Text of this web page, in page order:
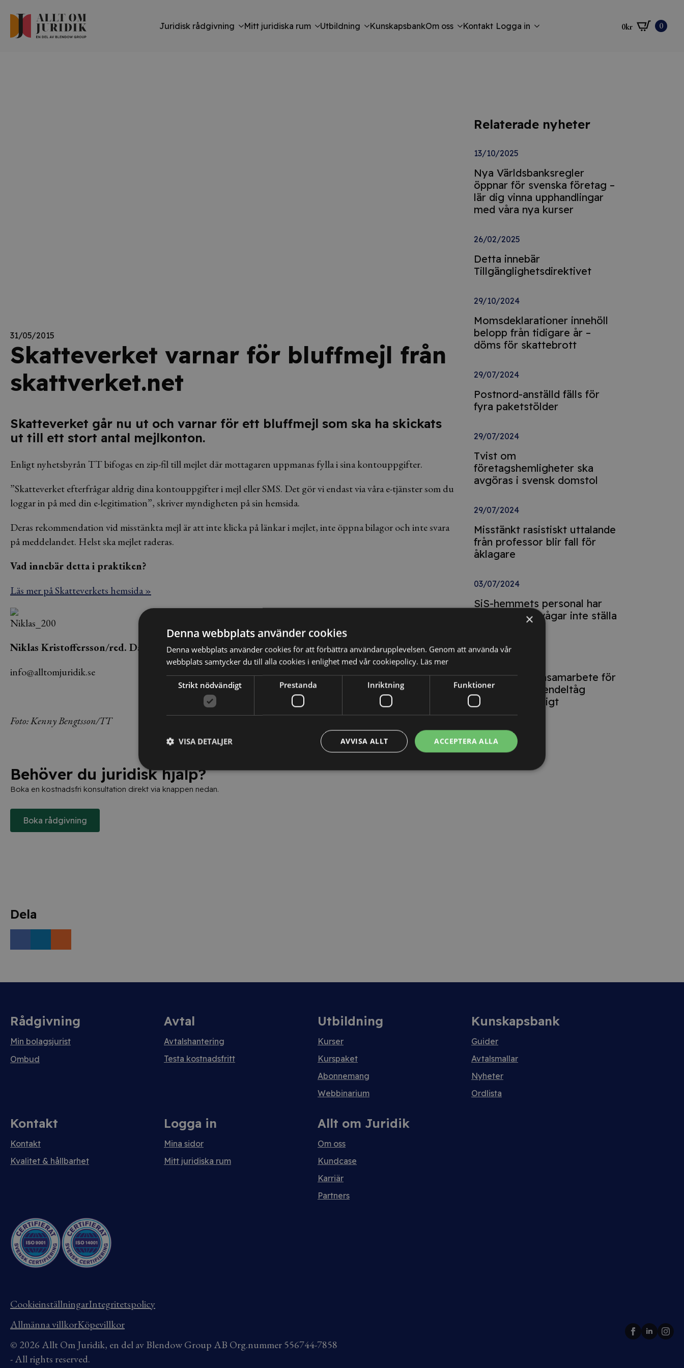
Juridisk rådgivning Mitt juridiska rum Utbildning KunskapsbankOm oss Kontakt Logga in 0kr 0
31/05/2015
Skatteverket varnar för bluffmejl från
skattverket.net
Skatteverket går nu ut och varnar för ett bluffmejl som ska ha skickats
ut till ett stort antal mejlkonton.
Enligt nyhetsbyrån TT bifogas en zip-fil till mejlet där mottagaren uppmanas fylla i sina kontouppgifter.
”Skatteverket efterfrågar aldrig dina kontouppgifter i mejl eller SMS. Det gör vi endast via våra e-tjänster som du
loggar in på med din e-legitimation”, skriver myndigheten på sin hemsida.
Deras rekommendation vid misstänkta mejl är att inte klicka på länkar i mejlet, inte öppna bilagor och inte svara
på meddelandet. Helst ska mejlet raderas.
Vad innebär detta i praktiken?
Läs mer på Skatteverkets hemsida »
Niklas Kristoffersson/red. Dagens Juridik
info@alltomjuridik.se
Foto: Kenny Bengtsson/TT
Behöver du juridisk hjälp?
Boka en kostnadsfri konsultation direkt via knappen nedan.
Boka rådgivning
Dela
Relaterade nyheter
13/10/2025
Nya Världsbanksregler
öppnar för svenska företag –
lär dig vinna upphandlingar
med våra nya kurser
26/02/2025
Detta innebär
Tillgänglighetsdirektivet
29/10/2024
Momsdeklarationer innehöll
belopp från tidigare år –
döms för skattebrott
29/07/2024
Postnord-anställd fälls för
fyra paketstölder
29/07/2024
Tvist om
företagshemligheter ska
avgöras i svensk domstol
29/07/2024
Misstänkt rasistiskt uttalande
från professor blir fall för
åklagare
03/07/2024
SiS-hemmets personal har
”abdikerat” – vågar inte ställa
Förbud mot ensamarbete för
lokförare på pendeltåg
oproportionerligt
Rådgivning
Min bolagsjurist
Ombud
Avtal
Avtalshantering
Testa kostnadsfritt
Utbildning
Kurser
Kurspaket
Abonnemang
Webbinarium
Kunskapsbank
Guider
Avtalsmallar
Nyheter
Ordlista
Kontakt
Kontakt
Kvalitet & hållbarhet
Logga in
Mina sidor
Mitt juridiska rum
Allt om Juridik
Om oss
Kundcase
Karriär
Partners
CookieinställningarIntegritetspolicy
Allmänna villkorKöpevillkor
© 2026 Allt Om Juridik, en del av Blendow Group AB Org.nummer 556744-7858
- All rights reserved.
×
Denna webbplats använder cookies
Denna webbplats använder cookies för att förbättra användarupplevelsen. Genom att använda vår
webbplats samtycker du till alla cookies i enlighet med vår cookiepolicy. Läs mer
Strikt nödvändigt Prestanda Inriktning Funktioner
ACCEPTERA ALLA
AVVISA ALLT
VISA DETALJER